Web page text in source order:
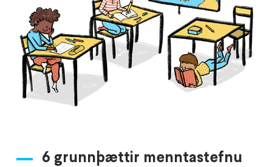
6 grunnþættir menntastefnu